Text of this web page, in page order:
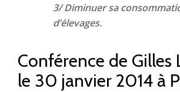
3/ Diminuer sa
d’élevages.
Conférence de Gilles
le 30 janvier 2014 à